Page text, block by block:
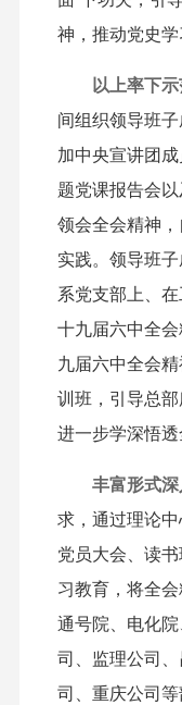
神，推动党史学
以上率下示
间组织领导班
加中央宣讲团
题党课报告会
领会全会精神
实践。领导班
系党支部上、
十九届六中全
九届六中全会
训班，引导总
进一步学深悟透
丰富形式深
求，通过理论中
党员大会、读
习教育，将全会
通号院、电化
司、监理公司
司、重庆公司